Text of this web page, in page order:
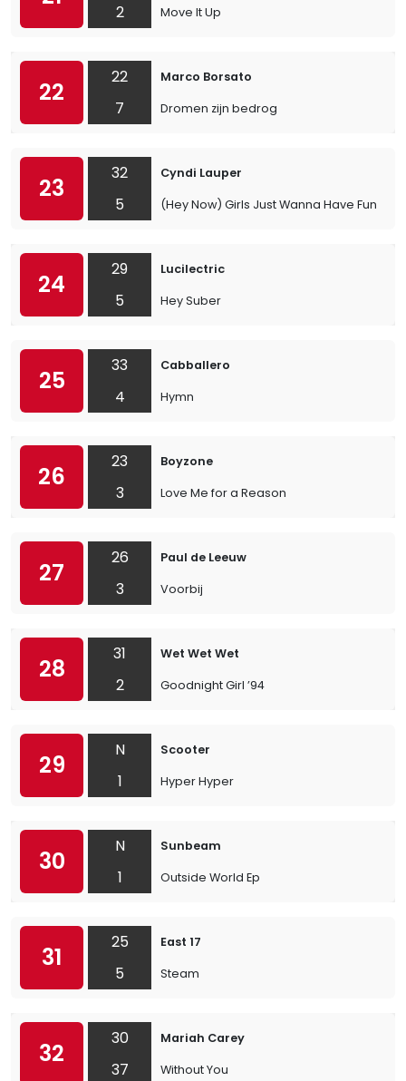
2 Move It Up
22
22
7
Marco Borsato
Dromen zijn bedrog
23
32
5
Cyndi Lauper
(Hey Now) Girls Just Wanna Have Fun
24
29
5
Lucilectric
Hey Suber
25
33
4
Cabballero
Hymn
26
23
3
Boyzone
Love Me for a Reason
27
26
3
Paul de Leeuw
Voorbij
28
31
2
Wet Wet Wet
Goodnight Girl ’94
29
N
1
Scooter
Hyper Hyper
30
N
1
Sunbeam
Outside World Ep
31
25
5
East 17
Steam
32
30
37
Mariah Carey
Without You